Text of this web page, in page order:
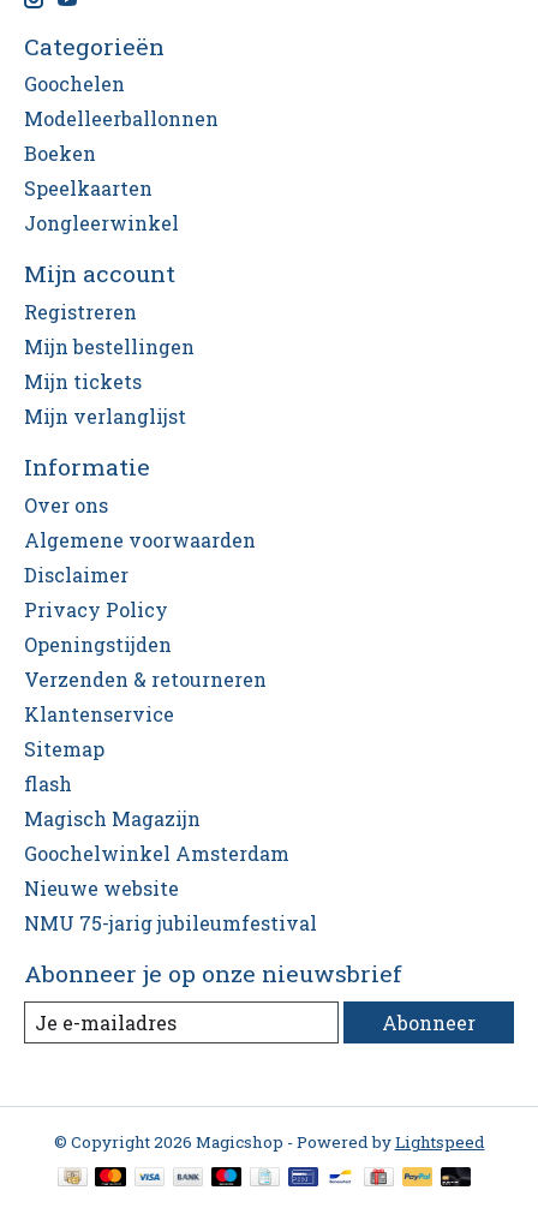
Categorieën
Goochelen
Modelleerballonnen
Boeken
Speelkaarten
Jongleerwinkel
Mijn account
Registreren
Mijn bestellingen
Mijn tickets
Mijn verlanglijst
Informatie
Over ons
Algemene voorwaarden
Disclaimer
Privacy Policy
Openingstijden
Verzenden & retourneren
Klantenservice
Sitemap
flash
Magisch Magazijn
Goochelwinkel Amsterdam
Nieuwe website
NMU 75-jarig jubileumfestival
Abonneer je op onze nieuwsbrief
Abonneer
© Copyright 2026 Magicshop - Powered byLightspeed